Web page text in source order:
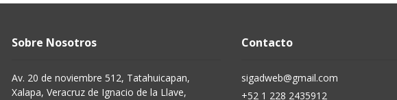
Sobre Nosotros
Av. 20 de noviembre 512, Tatahuicapan,
Xalapa, Veracruz de Ignacio de la Llave,
Contacto
sigadweb@gmail.com
+52 1 228 2435912